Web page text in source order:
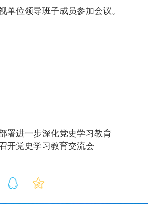
单位领导班子成员参加会议。
署进一步深化党史学习教育
开党史学习教育交流会